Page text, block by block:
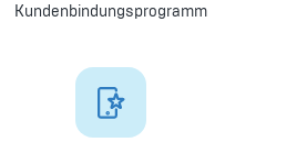
Kundenbindungsprogramm